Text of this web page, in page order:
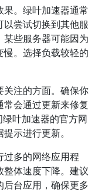
。绿叶加速器通常
尝试切换到其他服
些服务器可能因为
。选择负载较轻的
关注的方面。确保你
会通过更新来修复
叶加速器的官方网
示进行更新。
多的网络应用程
体速度下降。建议
台应用，确保更多